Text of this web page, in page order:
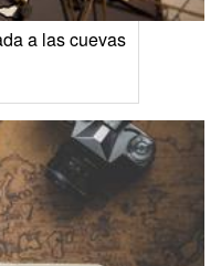
a las cuevas